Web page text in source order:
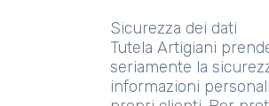
Sicurezza dei dati
Tutela Artigiani
seriamente la
informazioni